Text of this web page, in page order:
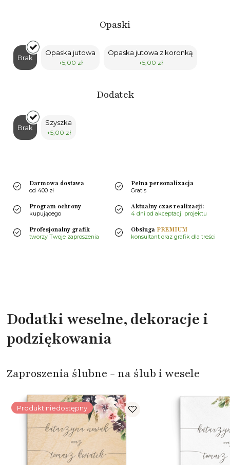
Opaski
Brak
Opaska jutowa
+5,00 zł
Opaska jutowa z koronką
+5,00 zł
Dodatek
Brak
Szyszka
+5,00 zł
Darmowa dostawa
od 400 zł
Pełna personalizacja
Gratis
Program ochrony
kupującego
Aktualny czas realizacji:
4 dni od akceptacji projektu
Profesjonalny grafik
tworzy Twoje zaproszenia
Obsługa PREMIUM
konsultant oraz grafik dla treści
Dodatki weselne, dekoracje i
podziękowania
Zaproszenia ślubne - na ślub i wesele
Produkt niedostępny